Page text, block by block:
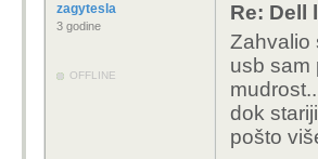
zagytesla
3 godine
OFFLINE
Re: Dell
Zahvalio
usb sam
dok
pošto